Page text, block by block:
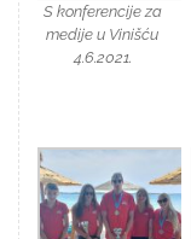
S konferencije za
medije u Vinišću
4.6.2021.